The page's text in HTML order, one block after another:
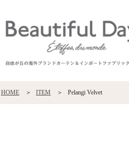
HOME ITEM Pelangi Velvet